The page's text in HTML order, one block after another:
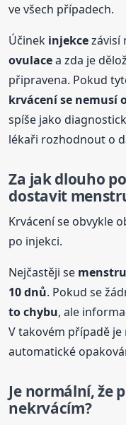
ve všech případech.
Účinek injekcezávisí
ovulacea zda je
připravena. Pokud
krvácení se nemusí
spíše jako
lékaři rozhodnout o
Za jak dlouho
dostavit
Krvácení se obvykle
po injekci.
Nejčastěji se
10 dnů. Pokud se
to chybu, ale
V takovém případě
automatické
Je normální, že
nekrvácím?